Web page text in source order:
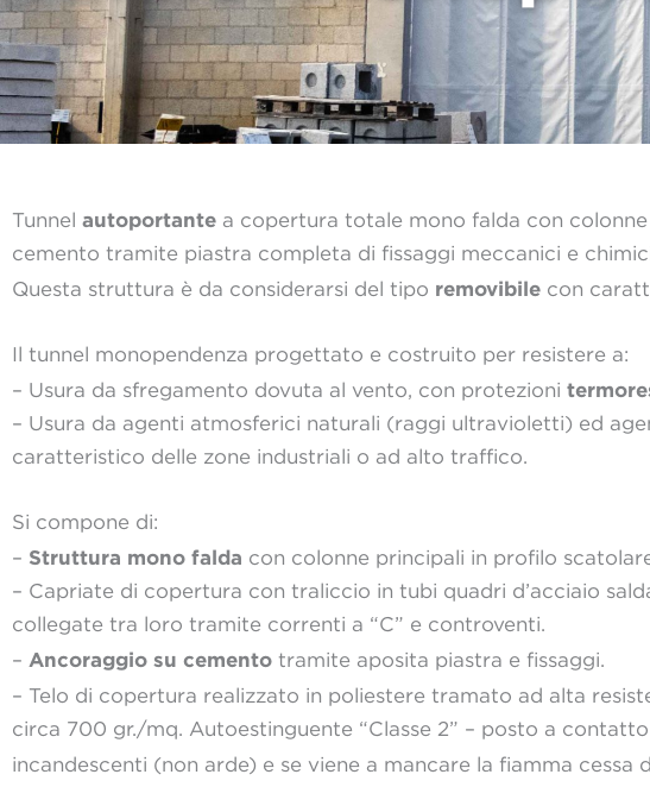
Tunnel autoportante a copertura totale mono falda con
cemento tramite piastra completa di fissaggi meccanici e
Questa struttura è da considerarsi del tipo removibile con
Il tunnel monopendenza progettato e costruito per resistere a:
– Usura da sfregamento dovuta al vento, con protezioni
– Usura da agenti atmosferici naturali (raggi ultravioletti) ed
caratteristico delle zone industriali o ad alto traffico.
Si compone di:
– Struttura mono falda con colonne principali in profilo
– Capriate di copertura con traliccio in tubi quadri d’acciaio
collegate tra loro tramite correnti a “C” e controventi.
– Ancoraggio su cemento tramite aposita piastra e fissaggi.
– Telo di copertura realizzato in poliestere tramato ad alta
circa 700 gr./mq. Autoestinguente “Classe 2” – posto a
incandescenti (non arde) e se viene a mancare la fiamma